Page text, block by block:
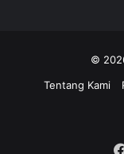
©
Tentang Kami